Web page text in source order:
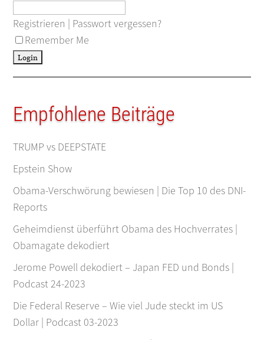
Registrieren | Passwort vergessen?
Remember Me
Empfohlene Beiträge
TRUMP vs DEEPSTATE
Epstein Show
Obama-Verschwörung bewiesen | Die Top 10 des DNI-
Reports
Geheimdienst überführt Obama des Hochverrates |
Obamagate dekodiert
Jerome Powell dekodiert – Japan FED und Bonds |
Podcast 24-2023
Die Federal Reserve – Wie viel Jude steckt im US
Dollar | Podcast 03-2023